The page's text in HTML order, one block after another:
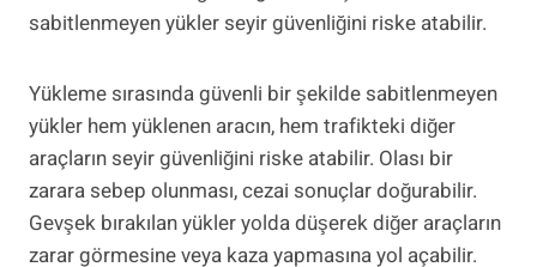
sabitlenmeyen yükler seyir güvenliğini riske atabilir.
Yükleme sırasında güvenli bir şekilde sabitlenmeyen
yükler hem yüklenen aracın, hem trafikteki diğer
araçların seyir güvenliğini riske atabilir. Olası bir
zarara sebep olunması, cezai sonuçlar doğurabilir.
Gevşek bırakılan yükler yolda düşerek diğer araçların
zarar görmesine veya kaza yapmasına yol açabilir.